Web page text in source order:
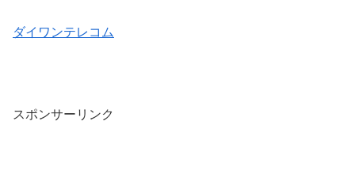
ダイワンテレコム
スポンサーリンク